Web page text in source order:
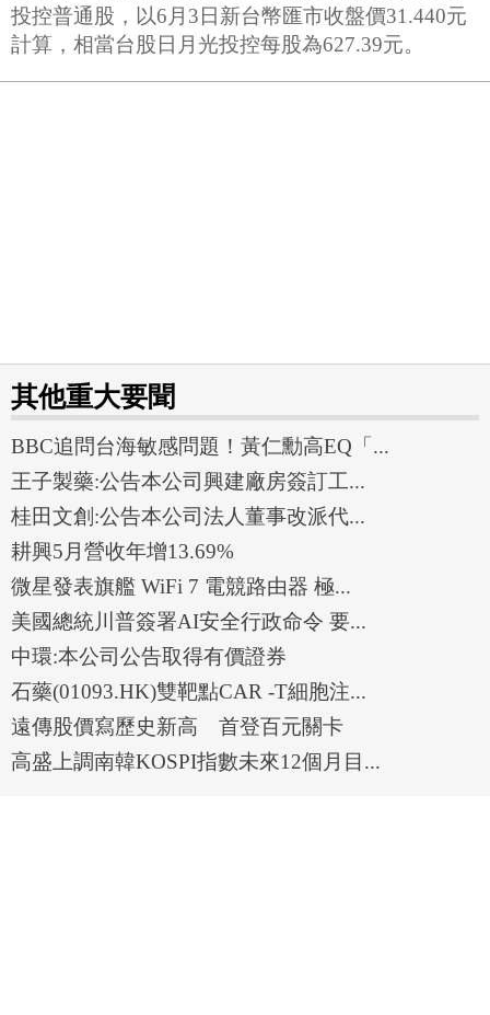
投控普通股，以6月3日新台幣匯市收盤價31.440元
計算，相當台股日月光投控每股為627.39元。
其他重大要聞
BBC追問台海敏感問題！黃仁勳高EQ「...
王子製藥:公告本公司興建廠房簽訂工...
桂田文創:公告本公司法人董事改派代...
耕興5月營收年增13.69%
微星發表旗艦 WiFi 7 電競路由器 極...
美國總統川普簽署AI安全行政命令 要...
中環:本公司公告取得有價證券
石藥(01093.HK)雙靶點CAR -T細胞注...
遠傳股價寫歷史新高 首登百元關卡
高盛上調南韓KOSPI指數未來12個月目...